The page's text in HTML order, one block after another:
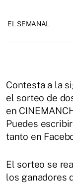
EL SEMANAL
Contesta a la
el sorteo de
en
Puedes
tanto en
El sorteo se
los ganadores